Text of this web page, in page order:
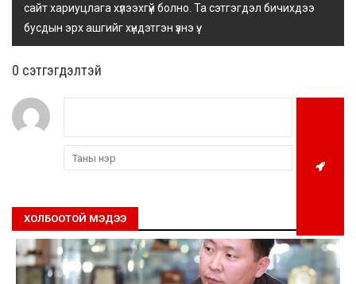
сайт хариуцлага хүлээхгүй болно. Та сэтгэгдэл бичихдээ
бусдын эрх ашгийг хүндэтгэн үзнэ үү.
0 cэтгэгдэлтэй
ХОЛБООТОЙ МЭДЭЭ